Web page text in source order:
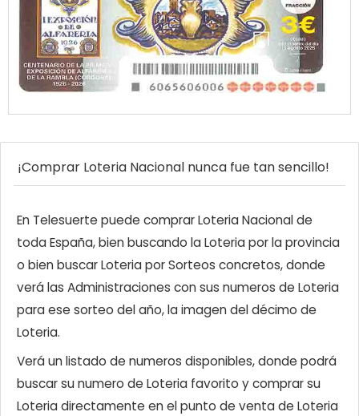
¡Comprar Loteria Nacional nunca fue tan sencillo!
En Telesuerte puede comprar Loteria Nacional de
toda España, bien buscando la Loteria por la provincia
o bien buscar Loteria por Sorteos concretos, donde
verá las Administraciones con sus numeros de Loteria
para ese sorteo del año, la imagen del décimo de
Loteria.
Verá un listado de numeros disponibles, donde podrá
buscar su numero de Loteria favorito y comprar su
Loteria directamente en el punto de venta de Loteria